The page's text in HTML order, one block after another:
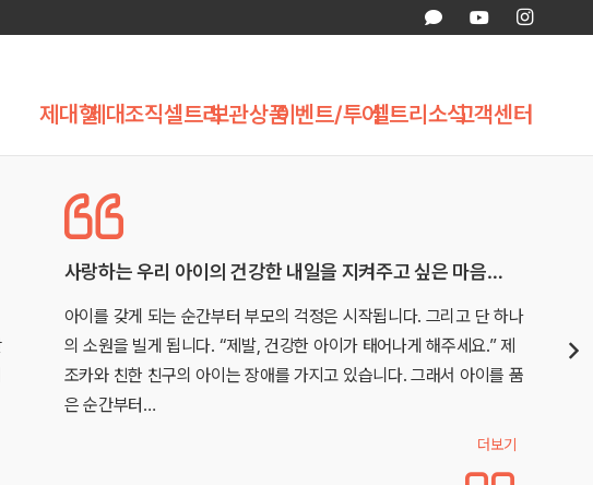
제대혈제대조직셀트리보관상품이벤트/투어셀트리소식고객센터
첫째때 경황이 없어 못한 제대혈, 둘째는 보관했습니다.
첫째때는 비예기항체 이슈로 급하게 병원을 옮기느라 경황이 없어서 상
담만 받고 채취까진 진행하지 못해서 아쉬웟습니다…ㅠㅠ 둘째 임신후
많은 고민 끝에 애기아빠랑 제대혈 보관결정 햇는데요.. 편리함을 누리
다보니 생겨난 환경적 변화로 무수히 많은…
더보기